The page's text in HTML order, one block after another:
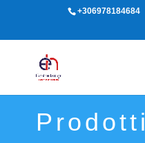
+306978184684
Prodotti